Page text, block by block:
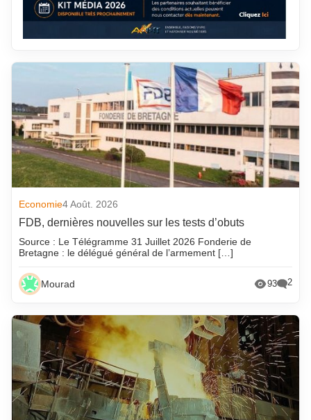
Economie4 Août. 2026
FDB, dernières nouvelles sur les tests d’obuts
Source : Le Télégramme 31 Juillet 2026 Fonderie de
Bretagne : le délégué général de l’armement […]
Mourad 93 2